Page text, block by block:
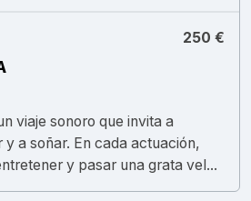
250 €
viaje sonoro que invita a
a soñar. En cada actuación,
y pasar una grata vel...